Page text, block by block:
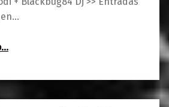
en…
“Automelodi + Nico Dj :: Flechazo”
…